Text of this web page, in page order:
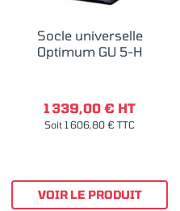
Socle universelle
Optimum GU 5-H
1 339,00 € HT
Soit 1 606,80 € TTC
VOIR LE PRODUIT